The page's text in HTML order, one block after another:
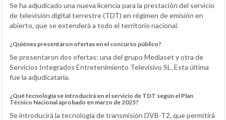
Se ha adjudicado una nueva licencia para la prestación del servicio
de televisión digital terrestre (TDT) en régimen de emisión en
abierto, que se extenderá a todo el territorio nacional.
¿Quiénes presentaron ofertas en el concurso público?
Se presentaron dos ofertas: una del grupo Mediaset y otra de
Servicios Integrados Entretenimiento Televisivo SL. Esta última
fue la adjudicataria.
¿Qué tecnología se introducirá en el servicio de TDT según el Plan
Técnico Nacional aprobado en marzo de 2025?
Se introducirá la tecnología de transmisión DVB-T2, que permitirá